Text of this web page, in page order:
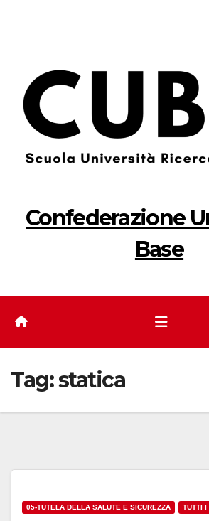
Confederazione
Base
Tag:statica
05-TUTELA DELLA SALUTE E SICUREZZA TUTTI I